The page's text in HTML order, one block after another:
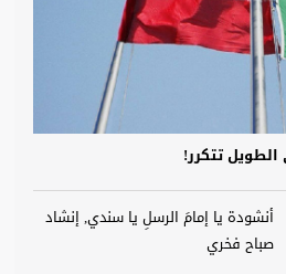
تتكرر!
أنشودة يا إمامَ الرسلِ يا سندي, إنشاد
صباح فخري